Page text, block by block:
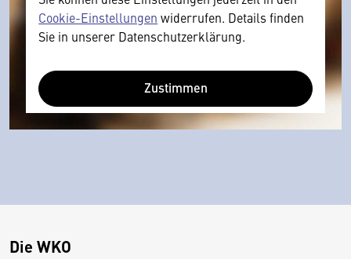
Cookie-Einstellungen widerrufen. Details finden
Sie in unserer Datenschutzerklärung.
Zustimmen
Die WKO